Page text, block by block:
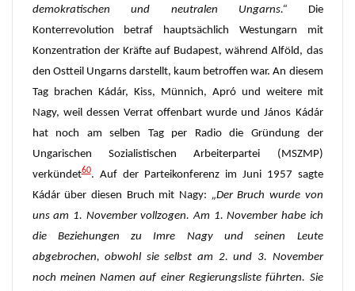
demokratischen und neutralen Ungarns.“
Die
Konterrevolution betraf hauptsächlich Westungarn mit
Konzentration der Kräfte auf Budapest, während Alföld, das
den Ostteil Ungarns darstellt, kaum betroffen war. An diesem
Tag brachen Kádár, Kiss, Münnich, Apró und weitere mit
Nagy, weil dessen Verrat offenbart wurde und János Kádár
hat noch am selben Tag per Radio die Gründung der
Ungarischen Sozialistischen Arbeiterpartei (MSZMP)
verkündet60. Auf der Parteikonferenz im Juni 1957 sagte
Kádár über diesen Bruch mit Nagy: „Der Bruch wurde von
uns am 1. November vollzogen. Am 1. November habe ich
die Beziehungen zu Imre Nagy und seinen Leute
abgebrochen, obwohl sie selbst am 2. und 3. November
noch meinen Namen auf einer Regierungsliste führten. Sie